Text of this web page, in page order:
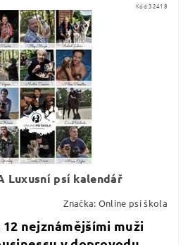
Kód:32418
Luxusní psí kalendář
Značka: Online psí škola
12 nejznámějšími muži